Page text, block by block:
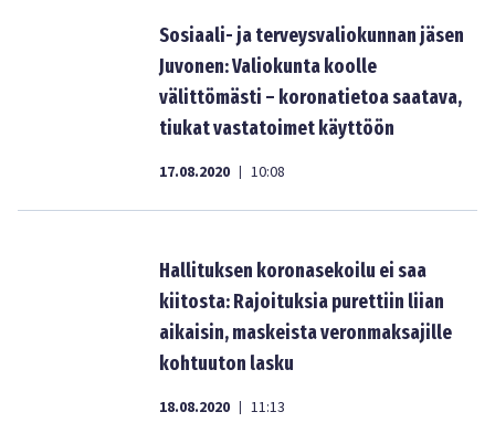
Sosiaali- ja terveysvaliokunnan jäsen
Juvonen: Valiokunta koolle
välittömästi – koronatietoa saatava,
tiukat vastatoimet käyttöön
17.08.2020 | 10:08
Hallituksen koronasekoilu ei saa
kiitosta: Rajoituksia purettiin liian
aikaisin, maskeista veronmaksajille
kohtuuton lasku
18.08.2020 | 11:13